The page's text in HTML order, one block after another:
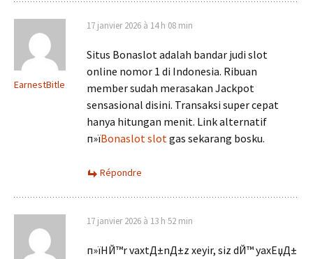
EarnestBitle
17 janvier 2026 à 14 h 08 min
Situs Bonaslot adalah bandar judi slot
online nomor 1 di Indonesia. Ribuan
member sudah merasakan Jackpot
sensasional disini. Transaksi super cepat
hanya hitungan menit. Link alternatif
п»їBonaslot slotgas sekarang bosku.
Répondre
17 janvier 2026 à 13 h 52 min
п»їHЙ™r vaxtД±nД±z xeyir, siz dЙ™ yaxЕџД±